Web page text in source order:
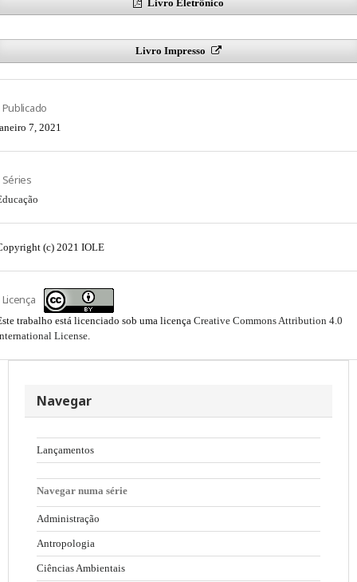
Livro Eletrônico
Livro Impresso
Publicado
7, 2021
Séries
(c) 2021 IOLE
Licença
trabalho está licenciado sob uma licença Creative Commons Attribution 4.0
License.
Navegar
Lançamentos
Navegar numa série
Administração
Antropologia
Ciências Ambientais